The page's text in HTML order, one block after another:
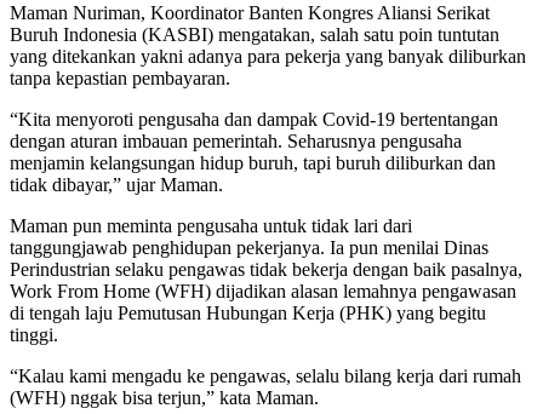
Maman Nuriman, Koordinator Banten Kongres Aliansi Serikat
Buruh Indonesia (KASBI) mengatakan, salah satu poin tuntutan
yang ditekankan yakni adanya para pekerja yang banyak diliburkan
tanpa kepastian pembayaran.
“Kita menyoroti pengusaha dan dampak Covid-19 bertentangan
dengan aturan imbauan pemerintah. Seharusnya pengusaha
menjamin kelangsungan hidup buruh, tapi buruh diliburkan dan
tidak dibayar,” ujar Maman.
Maman pun meminta pengusaha untuk tidak lari dari
tanggungjawab penghidupan pekerjanya. Ia pun menilai Dinas
Perindustrian selaku pengawas tidak bekerja dengan baik pasalnya,
Work From Home (WFH) dijadikan alasan lemahnya pengawasan
di tengah laju Pemutusan Hubungan Kerja (PHK) yang begitu
tinggi.
“Kalau kami mengadu ke pengawas, selalu bilang kerja dari rumah
(WFH) nggak bisa terjun,” kata Maman.